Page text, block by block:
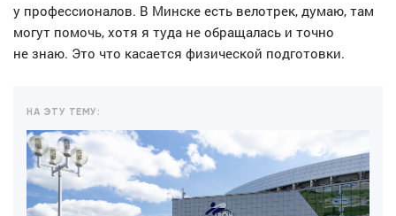
у профессионалов. В Минске есть велотрек, думаю, там
могут помочь, хотя я туда не обращалась и точно
не знаю. Это что касается физической подготовки.
НА ЭТУ ТЕМУ: